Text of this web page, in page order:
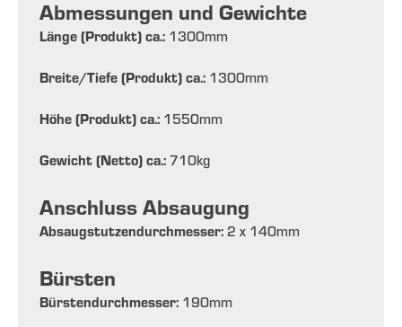
Abmessungen und Gewichte
Länge (Produkt) ca.: 1300mm
Breite/Tiefe (Produkt) ca.: 1300mm
Höhe (Produkt) ca.: 1550mm
Gewicht (Netto) ca.: 710kg
Anschluss Absaugung
Absaugstutzendurchmesser: 2 x 140mm
Bürsten
Bürstendurchmesser: 190mm